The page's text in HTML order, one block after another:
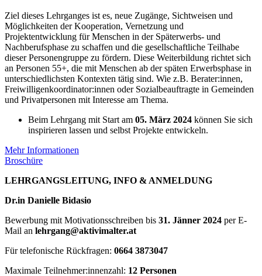
Ziel dieses Lehrganges ist es, neue Zugänge, Sichtweisen und
Möglichkeiten der Kooperation, Vernetzung und
Projektentwicklung für Menschen in der Späterwerbs- und
Nachberufsphase zu schaffen und die gesellschaftliche Teilhabe
dieser Personengruppe zu fördern. Diese Weiterbildung richtet sich
an Personen 55+, die mit Menschen ab der späten Erwerbsphase in
unterschiedlichsten Kontexten tätig sind. Wie z.B. Berater:innen,
Freiwilligenkoordinator:innen oder Sozialbeauftragte in Gemeinden
und Privatpersonen mit Interesse am Thema.
Beim Lehrgang mit Start am 05. März 2024 können Sie sich
inspirieren lassen und selbst Projekte entwickeln.
Mehr Informationen
Broschüre
LEHRGANGSLEITUNG, INFO & ANMELDUNG
Dr.in Danielle Bidasio
Bewerbung mit Motivationsschreiben bis 31. Jänner 2024 per E-
Mail an lehrgang@aktivimalter.at
Für telefonische Rückfragen: 0664 3873047
Maximale Teilnehmer:innenzahl: 12 Personen